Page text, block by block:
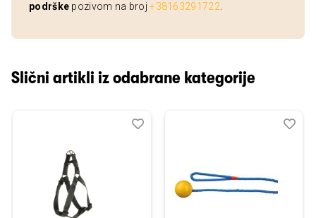
podrške pozivom na broj+38163291722
Slični artikli iz odabrane kategorije
Dodaj
Uporedi